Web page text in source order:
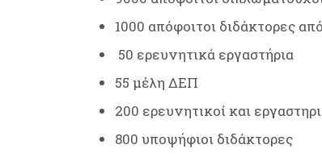
1000 απόφοιτοι διδάκτορες
50 ερευνητικά εργαστήρια
55 μέλη ΔΕΠ
200 ερευνητικοί και
800 υποψήφιοι διδάκτορες